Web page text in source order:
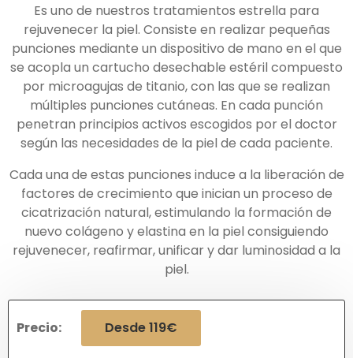
Es uno de nuestros tratamientos estrella para
rejuvenecer la piel. Consiste en realizar pequeñas
punciones mediante un dispositivo de mano en el que
se acopla un cartucho desechable estéril compuesto
por microagujas de titanio, con las que se realizan
múltiples punciones cutáneas. En cada punción
penetran principios activos escogidos por el doctor
según las necesidades de la piel de cada paciente.
Cada una de estas punciones induce a la liberación de
factores de crecimiento que inician un proceso de
cicatrización natural, estimulando la formación de
nuevo colágeno y elastina en la piel consiguiendo
rejuvenecer, reafirmar, unificar y dar luminosidad a la
piel.
Precio: Desde 119€